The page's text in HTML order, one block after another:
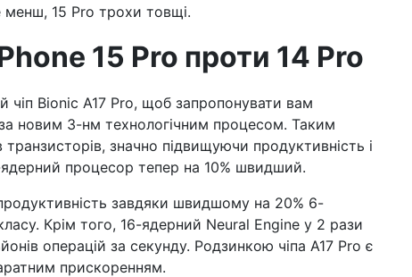
менш, 15 Pro трохи товщі.
15 Pro проти 14 Pro
чіп Bionic A17 Pro, щоб запропонувати вам
новим 3-нм технологічним процесом. Таким
значно підвищуючи продуктивність і
процесор тепер на 10% швидший.
завдяки швидшому на 20% 6-
Крім того, 16-ядерний Neural Engine у ​​2 рази
операцій за секунду. Родзинкою чіпа A17 Pro є
прискоренням.